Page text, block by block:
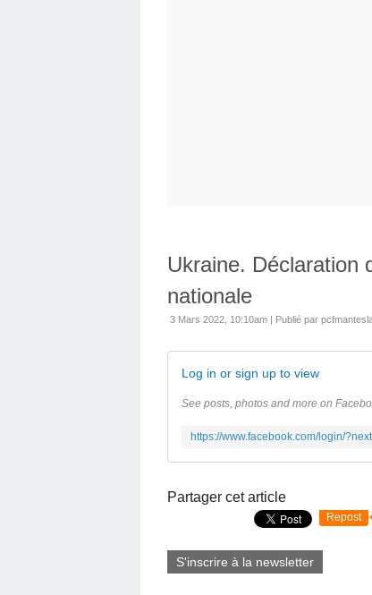
Ukraine. Déclaration
nationale
3 Mars 2022, 10:10am | Publié par
Log in or sign up to view
See posts, photos and more on
Partager cet article
Repost
S'inscrire à la newsletter